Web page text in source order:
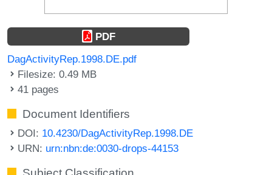
PDF
DagActivityRep.1998.DE.pdf
Filesize: 0.49 MB
41 pages
Document Identifiers
DOI: 10.4230/DagActivityRep.1998.DE
URN: urn:nbn:de:0030-drops-44153